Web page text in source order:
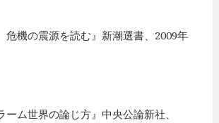
機の震源を読む』新潮選書、2009年
ーム世界の論じ方』中央公論新社、